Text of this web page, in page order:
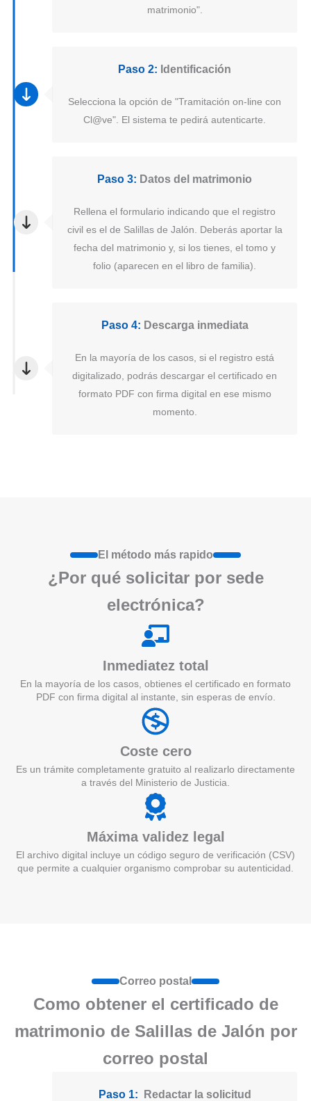
matrimonio".
Paso 2: Identificación
Selecciona la opción de "Tramitación on-line con
Cl@ve". El sistema te pedirá autenticarte.
Paso 3: Datos del matrimonio
Rellena el formulario indicando que el registro
civil es el de Salillas de Jalón. Deberás aportar la
fecha del matrimonio y, si los tienes, el tomo y
folio (aparecen en el libro de familia).
Paso 4: Descarga inmediata
En la mayoría de los casos, si el registro está
digitalizado, podrás descargar el certificado en
formato PDF con firma digital en ese mismo
momento.
El método más rapido
¿Por qué solicitar por sede
electrónica?
Inmediatez total
En la mayoría de los casos, obtienes el certificado en formato
PDF con firma digital al instante, sin esperas de envío.
Coste cero
Es un trámite completamente gratuito al realizarlo directamente
a través del Ministerio de Justicia.
Máxima validez legal
El archivo digital incluye un código seguro de verificación (CSV)
que permite a cualquier organismo comprobar su autenticidad.
Correo postal
Como obtener el certificado de
matrimonio de Salillas de Jalón por
correo postal
Paso 1: Redactar la solicitud